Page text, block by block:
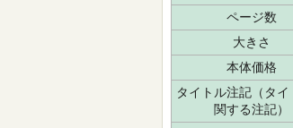
ページ数
大きさ
本体価格
タイトル注記（タイ
関する注記）